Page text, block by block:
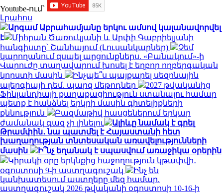
Youtube-ում`
Լրահոս
Արգամ Աբրահամյանը երկու ամսով կալանավորվել
է
Միհրան Ծառուկյանի և Արփի Գաբրիելյանի
հանգիստը՝ Շանհայում (Լուսանկարներ)
Չեմ
կարողանում զսպել արցունքներս. «Բանակում»-ի
Վարուժը տաղավարում խոսել է եղբոր ողբերգական
կորստի մասին
Ինչպե՞ս պայքարել սեզոնային
ալերգիայի դեմ. պարզ մեթոդներ
2027 թվականից
Ֆինլանդիայի քաղաքացիություն ստանալու համար
պետք է հանձնել երկրի մասին գիտելիքների
քննություն
Բազմաթիվ հասցեներում երկար
ժամանակ գազ չի լինելու
Ալիևը նամակ է գրել
Թրամփին․ նա պատմել է Հայաստանի հետ
խաղաղության տնտեսական առավելությունների
մասին
Ի՞նչ եղանակ է սպասվում առաջիկա օրերին
Կիրակի օրը երկնքից հաջողություն կթափվի․
օգոստոսի 9-ի աստղագուշակ
Ինչ են
կանխատեսում աստղերը մեզ համար.
աստղագուշակ 2026 թվականի օգոստոսի 10-16-ի